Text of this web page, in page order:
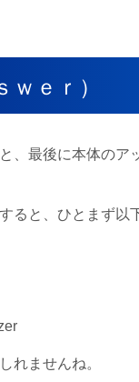
ｗｅｒ）
、最後に本体のア
ると、ひとまず以
れませんね。